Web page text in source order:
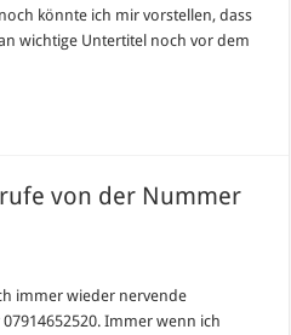
könnte ich mir vorstellen, dass
wichtige Untertitel noch vor dem
von der Nummer
immer wieder nervende
Immer wenn ich